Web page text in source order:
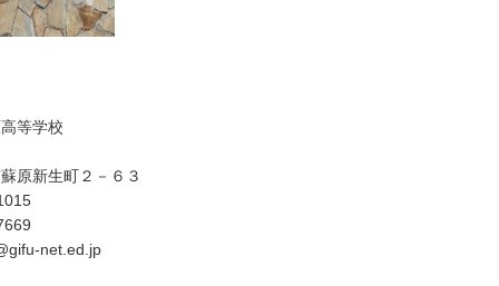
等学校
原新生町２－６３
net.ed.jp